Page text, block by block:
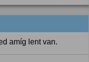
amíg lent van.